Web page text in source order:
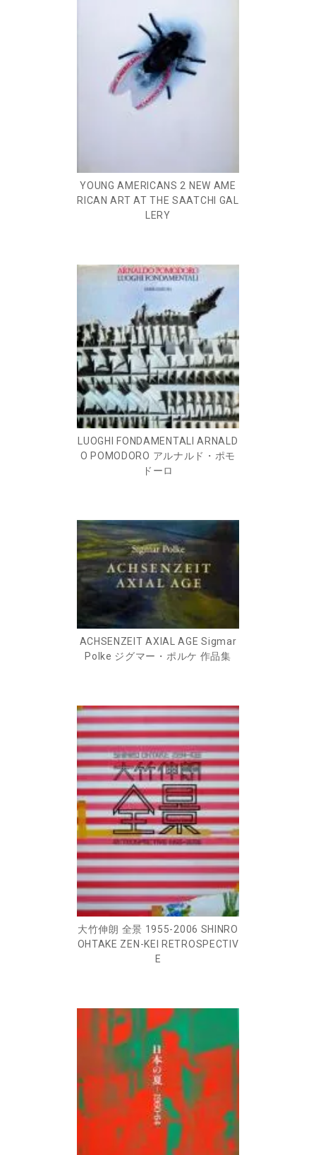
YOUNG AMERICANS 2 NEW AME
RICAN ART AT THE SAATCHI GAL
LERY
LUOGHI FONDAMENTALI ARNALD
O POMODORO アルナルド・ポモ
ドーロ
ACHSENZEIT AXIAL AGE Sigmar
Polke ジグマー・ポルケ 作品集
大竹伸朗 全景 1955-2006 SHINRO
OHTAKE ZEN-KEI RETROSPECTIV
E